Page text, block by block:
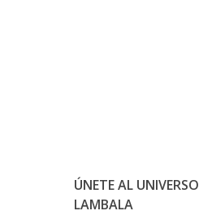
ÚNETE AL UNIVERSO
LAMBALA